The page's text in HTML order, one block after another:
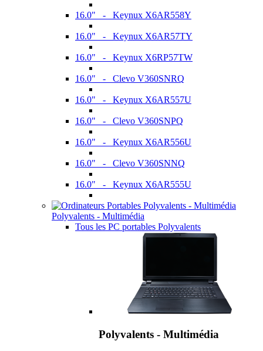
16.0" - Keynux X6AR558Y
16.0" - Keynux X6AR57TY
16.0" - Keynux X6RP57TW
16.0" - Clevo V360SNRQ
16.0" - Keynux X6AR557U
16.0" - Clevo V360SNPQ
16.0" - Keynux X6AR556U
16.0" - Clevo V360SNNQ
16.0" - Keynux X6AR555U
Polyvalents - Multimédia
Tous les PC portables Polyvalents
Polyvalents - Multimédia